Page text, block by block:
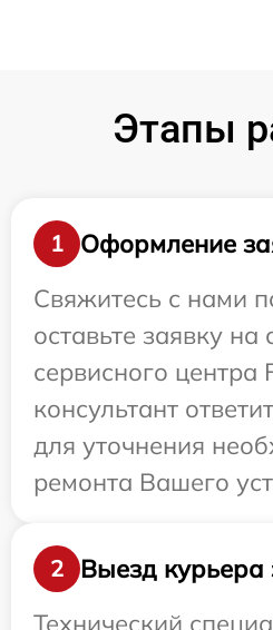
Этапы
1
Оформление
Свяжитесь с нами
оставьте заявку на
сервисного
консультант
для уточнения
ремонта Вашего
2
Выезд курьера
Технический